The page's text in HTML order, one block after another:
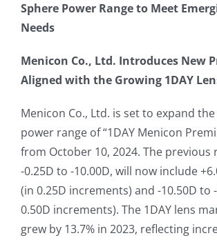
Sphere Power Range to Meet
Needs
Menicon Co., Ltd. Introduces New
Aligned with the Growing 1DAY
Menicon Co., Ltd. is set to expand
power range of “1DAY Menicon
from October 10, 2024. The previous
-0.25D to -10.00D, will now include
(in 0.25D increments) and -10.50D to
0.50D increments). The 1DAY lens
grew by 13.7% in 2023, reflecting